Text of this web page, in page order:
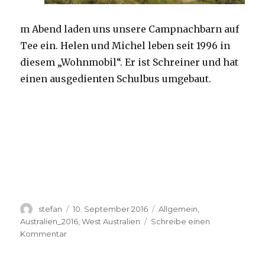
m Abend laden uns unsere Campnachbarn auf
Tee ein. Helen und Michel leben seit 1996 in
diesem „Wohnmobil“. Er ist Schreiner und hat
einen ausgedienten Schulbus umgebaut.
Autor
stefan
Veröffentlicht
am
10. September 2016 Kategorien
Allgemein
Australien_2016 ,West Australien
Schreibe einen
Kommentarzu